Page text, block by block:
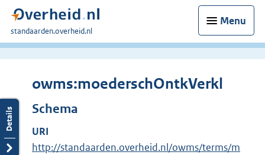
Menu
U
bent
standaarden.overheid.nl
owms:moederschOntkVerkl
Schema
URI
http://standaarden.overheid.nl/owms/terms/m